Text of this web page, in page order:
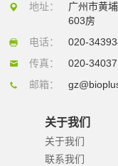
地址：
广州市黄
603房
电话：
020-
传真：
020-
邮箱：
关于我们
关于我们
联系我们